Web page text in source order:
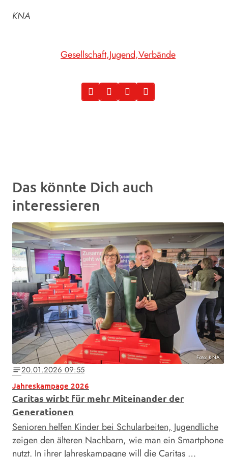
KNA
Gesellschaft Jugend Verbände
Das könnte Dich auch
interessieren
Foto: KNA
notes20.01.2026 09:55
Jahreskampage 2026
Caritas wirbt für mehr Miteinander der
Generationen
Senioren helfen Kinder bei Schularbeiten, Jugendliche
zeigen den älteren Nachbarn, wie man ein Smartphone
nutzt. In ihrer Jahreskampagne will die Caritas …